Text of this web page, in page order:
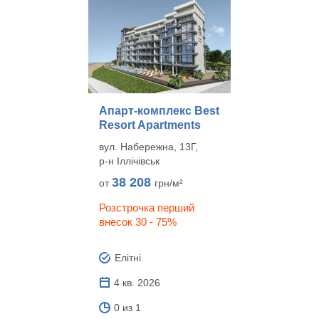
Апарт-комплекс Best
Resort Apartments
вул. Набережна, 13Г,
р‑н Іллічівськ
от38 208 грн/м²
Розстрочка перший
внесок 30 - 75%
Елітні
4 кв. 2026
0 из 1